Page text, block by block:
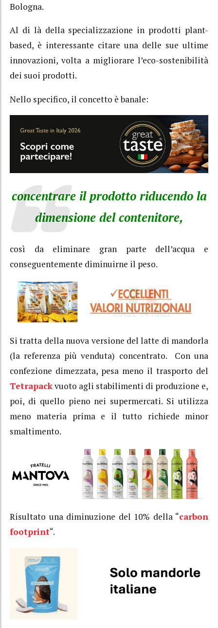
Bologna.
Al di là della specializzazione in prodotti plant-
based, è interessante citare una delle sue ultime
innovazioni, volta a migliorare l’eco-sostenibilità
dei suoi prodotti.
Nello specifico, il concetto è banale:
concentrare il prodotto riducendo la
dimensione del contenitore,
così da eliminare gran parte dell’acqua e
conseguentemente diminuirne il peso.
Si tratta della nuova versione del latte di mandorla
(la referenza più venduta) concentrato. Con una
confezione dimezzata, pesa meno il trasporto del
Tetrapackvuoto agli stabilimenti di produzione e,
poi, di quello pieno nei supermercati. Si utilizza
meno materia prima e il tutto richiede minor
smaltimento.
Risultato una diminuzione del 10% della “carbon
footprint“.